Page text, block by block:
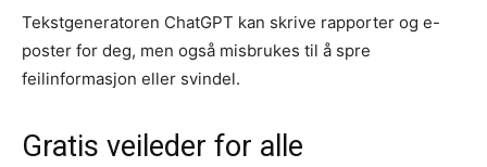
Tekstgeneratoren ChatGPT kan skrive rapporter og e-
poster for deg, men også misbrukes til å spre
feilinformasjon eller svindel.
Gratis veileder for alle